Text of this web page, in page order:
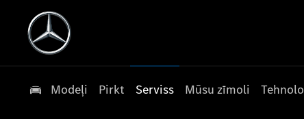
Modeļi Pirkt Serviss Mūsu zīmoli